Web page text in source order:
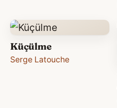
Küçülme
Serge Latouche